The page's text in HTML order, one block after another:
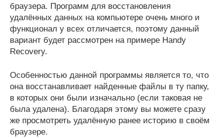
браузера. Программ для восстановления
удалённых данных на компьютере очень много и
функционал у всех отличается, поэтому данный
вариант будет рассмотрен на примере Handy
Recovery.
Особенностью данной программы является то, что
она восстанавливает найденные файлы в ту папку,
в которых они были изначально (если таковая не
была удалена). Благодаря этому вы можете сразу
же просмотреть удалённую ранее историю в своём
браузере.